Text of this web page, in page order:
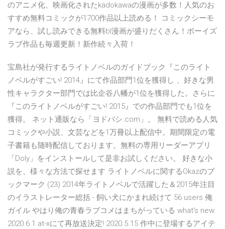
のアニメ化、映画化されたkadokawaの漫画が多数！人気のお
すすめ無料コミックが1700作品以上読める！ コミックシーモ
アなら、試し読みできる無料bl漫画が盛りだくさん！ボーイズ
ラブ作品も毎週更新！新作続々入荷！
宝島社が発行するライトノベルのガイドブック『このライト
ノベルがすごい! 2014』にて作品部門1位を獲得し 、好きな男
性キャラクター部門では比企谷八幡が1位を獲得した。さらに
『このライトノベルがすごい! 2015』での作品部門でも1位を
獲得。 ネット通販なら「ヨドバシ.com」。 無料で読める人気
コミックや小説、文芸などを1万冊以上配信中。期間限定の電
子書籍も随時配信しております。無料の専用リーダーアプリ
「Doly」をインストールして是非お試しください。 好きな小
説を、様々な方法で探せます ライトノベルに関するOkazのブ
ックマーク (23) 2014年ライトノベルで活躍した＆2015年注目
のイラストレーター総括 - 飼い犬にかまれ続けて 56 users 俺
ガイル やはり俺の青春ラブコメはまちがっている what's new.
2020.6.1 at-xにて再放送決定! 2020.5.15 作中に登場するアイテ